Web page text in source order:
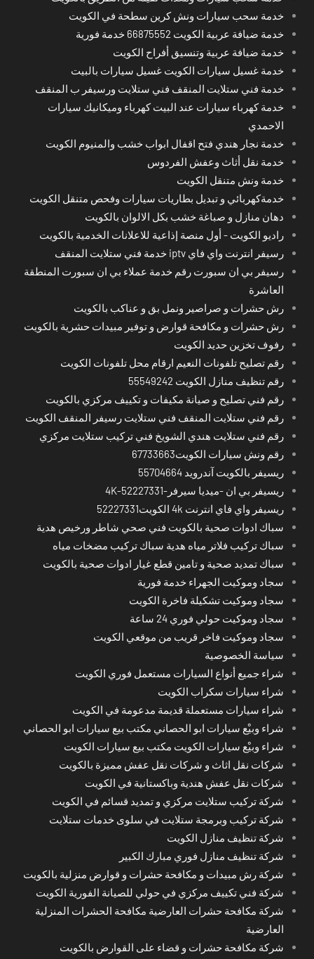
خدمة سحب سيارات ونش كرين سطحة في الكويت
خدمة ضيافة عربية الكويت 66875552 خدمة فورية
خدمة ضيافة عربية وتنسيق أفراح الكويت
خدمة غسيل سيارات الكويت غسيل سيارات بالبيت
خدمة فني ستلايت المنقف فني ستلايت ورسيفر ب المنقف
خدمة كهرباء سيارات عند البيت كهرباء وميكانيك سيارات
الاحمدي
خدمة نجار هندي فتح اقفال ابواب خشب والمنيوم الكويت
خدمة نقل أثاث وعفش الفردوس
خدمة ونش متنقل الكويت
خدمةكهربائي و تبديل بطاريات سيارات وفحص متنقل الكويت
دهان منازل و صباغة خشب بكل الالوان بالكويت
راديو الكويت - أول منصة إذاعية للاعلانات الخدمية بالكويت
رسيفر انترنت واي فاي iptv خدمة فني ستلايت المنقف
رسيفر بي ان سبورت رقم خدمة عملاء بي ان سبورت المنطقة
العاشرة
رش حشرات و صراصير ونمل بق و عناكب بالكويت
رش حشرات و مكافحة قوارض و توفير مبيدات حشرية بالكويت
رفوف تخزين حديد الكويت
رقم تصليح تلفونات النعيم ارقام محل تلفونات الكويت
رقم تنظيف منازل الكويت 55549242
رقم فني تصليح و صيانة مكيفات و تكييف مركزي بالكويت
رقم فني ستلايت المنقف فني ستلايت رسيفر المنقف الكويت
رقم فني ستلايت هندي الشويخ فني تركيب ستلايت مركزي
رقم ونش سيارات الكويت67733663
ريسيفر بالكويت آندرويد 55704664
ريسيفر بي ان -ميديا سيرفر-4K-52227331
ريسيفر واي فاي انترنت 4k الكويت52227331
سباك ادوات صحية بالكويت فني صحي شاطر ورخيص هدية
سباك تركيب فلاتر مياه هدية سباك تركيب مضخات مياه
سباك تمديد صحية و تامين قطع غيار ادوات صحية بالكويت
سجاد وموكيت الجهراء خدمة فورية
سجاد وموكيت تشكيلة فاخرة الكويت
سجاد وموكيت حولي فوري 24 ساعة
سجاد وموكيت فاخر قريب من موقعي الكويت
سياسة الخصوصية
شراء جميع أنواع السيارات مستعمل فوري الكويت
شراء سيارات سكراب الكويت
شراء سيارات مستعملة قديمة مدعومة في الكويت
شراء وبيْع سيارات ابو الحصاني مكتب بيع سيارات ابو الحصاني
شراء وبيْع سيارات الكويت مكتب بيع سيارات الكويت
شركات نقل اثاث و شركات نقل عفش مميزة بالكويت
شركات نقل عفش هندية وباكستانية في الكويت
شركة تركيب ستلايت مركزي و تمديد قسائم في الكويت
شركة تركيب وبرمجة ستلايت في سلوى خدمات ستلايت
شركة تنظيف منازل الكويت
شركة تنظيف منازل فوري مبارك الكبير
شركة رش مبيدات و مكافحة حشرات و قوارض منزلية بالكويت
شركة فني تكييف مركزي في حولي للصيانة الفورية الكويت
شركة مكافحة حشرات العارضية مكافحة الحشرات المنزلية
العارضية
شركة مكافحة حشرات و قضاء على القوارض بالكويت